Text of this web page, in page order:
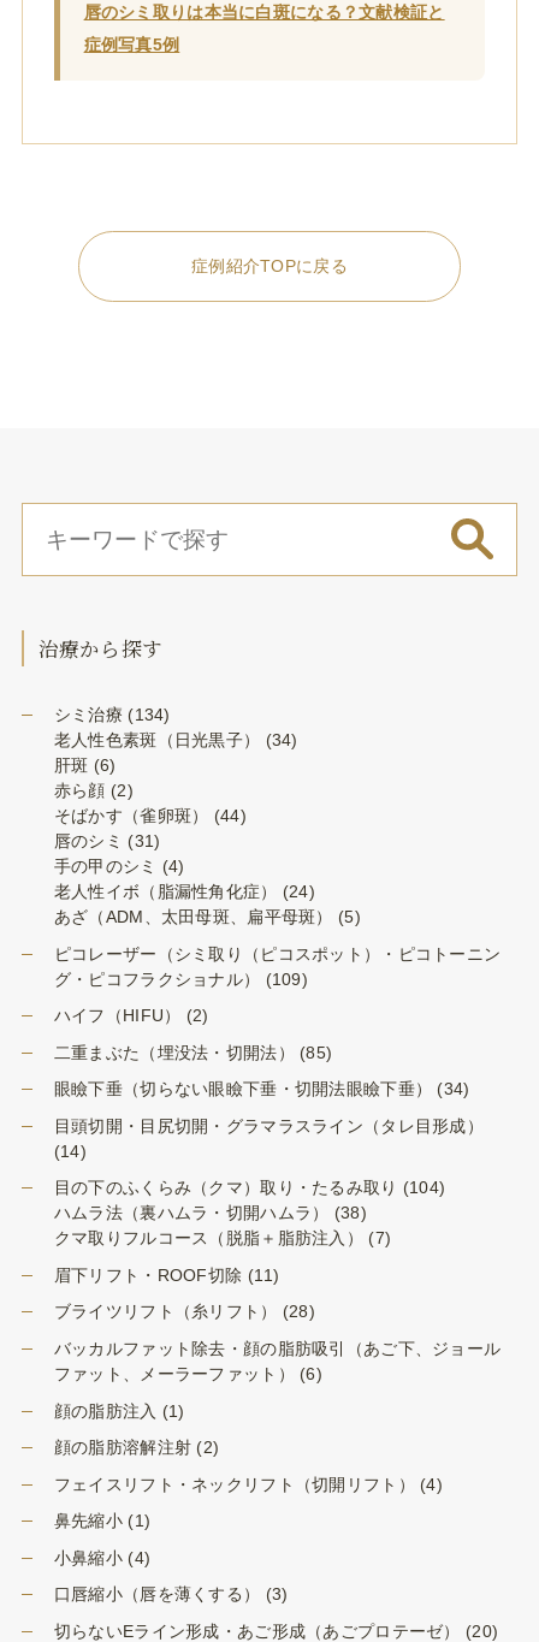
唇のシミ取りは本当に白斑になる？文献検証と
症例写真5例
症例紹介TOPに戻る
治療から探す
シミ治療 (134)
老人性色素斑（日光黒子）
(34)
肝斑 (6)
赤ら顔 (2)
そばかす（雀卵斑）
(44)
唇のシミ (31)
手の甲のシミ
(4)
老人性イボ（脂漏性角化症）
(24)
あざ（ADM、太田母斑、扁平母斑）
(5)
ピコレーザー（シミ取り（ピコスポット）・ピコトーニン
グ・ピコフラクショナル）
(109)
ハイフ（HIFU）
(2)
二重まぶた（埋没法・切開法）
(85)
眼瞼下垂（切らない眼瞼下垂・切開法眼瞼下垂）
(34)
目頭切開・目尻切開・グラマラスライン（タレ目形成）
(14)
目の下のふくらみ（クマ）取り・たるみ取り (104)
ハムラ法（裏ハムラ・切開ハムラ）
(38)
クマ取りフルコース（脱脂＋脂肪注入）
(7)
眉下リフト・ROOF切除 (11)
ブライツリフト（糸リフト）
(28)
バッカルファット除去・顔の脂肪吸引（あご下、ジョール
ファット、メーラーファット）
(6)
顔の脂肪注入 (1)
顔の脂肪溶解注射 (2)
フェイスリフト・ネックリフト（切開リフト）
(4)
鼻先縮小(1)
小鼻縮小(4)
口唇縮小（唇を薄くする）
(3)
切らないEライン形成・あご形成（あごプロテーゼ）
(20)